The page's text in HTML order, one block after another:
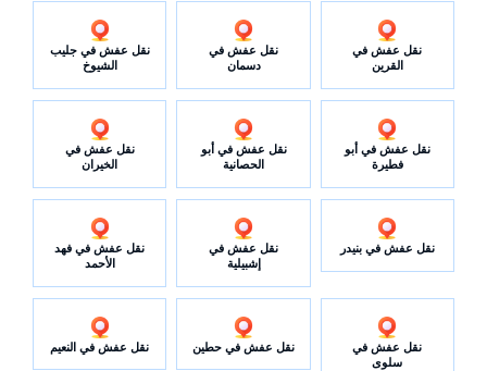
نقل عفش في
القرين
نقل عفش في
دسمان
نقل عفش في جليب
الشيوخ
نقل عفش في أبو
فطيرة
نقل عفش في أبو
الحصانية
نقل عفش في
الخيران
نقل عفش في بنيدر
نقل عفش في
إشبيلية
نقل عفش في فهد
الأحمد
نقل عفش في
سلوى
نقل عفش في حطين نقل عفش في النعيم